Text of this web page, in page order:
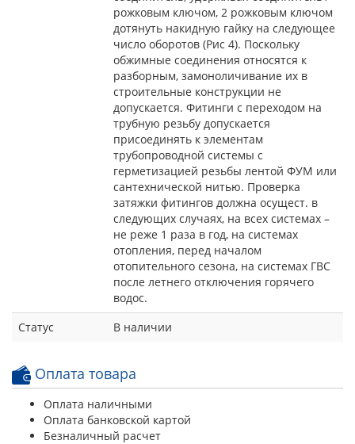
рожковым ключом, 2 рожковым ключом
дотянуть накидную гайку на следующее
число оборотов (Рис 4). Поскольку
обжимные соединения относятся к
разборным, замоноличивание их в
строительные конструкции не
допускается. Фитинги с переходом на
трубную резьбу допускается
присоединять к элементам
трубопроводной системы с
герметизацией резьбы лентой ФУМ или
сантехнической нитью. Проверка
затяжки фитингов должна осущест. в
следующих случаях, на всех системах –
не реже 1 раза в год, на системах
отопления, перед началом
отопительного сезона, на системах ГВС
после летнего отключения горячего
водос.
Статус
В наличии
Оплата товара
Оплата наличными
Оплата банковской картой
Безналичный расчет